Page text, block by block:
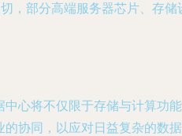
，部分高端服务器芯片、存
心将不仅限于存储与计算功
协同，以应对日益复杂的数